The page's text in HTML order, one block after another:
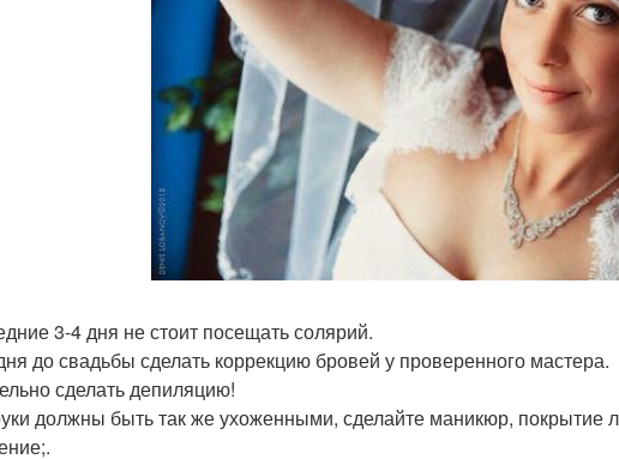
3-4 дня не стоит посещать солярий.
до свадьбы сделать коррекцию бровей у проверенного мастера.
сделать депиляцию!
должны быть так же ухоженными, сделайте маникюр, покрытие